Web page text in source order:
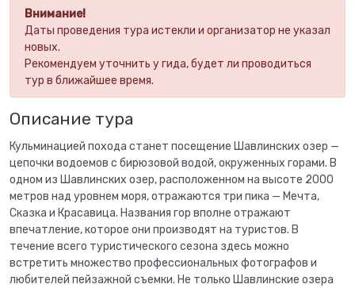
Внимание!
Даты проведения тура истекли и организатор не указал
новых.
Рекомендуем уточнить у гида, будет ли проводиться
тур в ближайшее время.
Описание тура
Кульминацией похода станет посещение Шавлинских озер —
цепочки водоемов с бирюзовой водой, окруженных горами. В
одном из Шавлинских озер, расположенном на высоте 2000
метров над уровнем моря, отражаются три пика — Мечта,
Сказка и Красавица. Названия гор вполне отражают
впечатление, которое они производят на туристов. В
течение всего туристического сезона здесь можно
встретить множество профессиональных фотографов и
любителей пейзажной съемки. Не только Шавлинские озера